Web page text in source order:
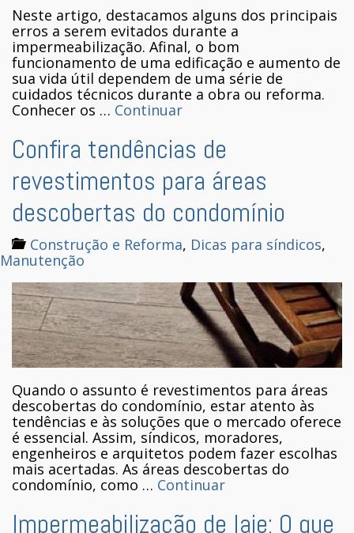
Neste artigo, destacamos alguns dos principais
erros a serem evitados durante a
impermeabilização. Afinal, o bom
funcionamento de uma edificação e aumento de
sua vida útil dependem de uma série de
cuidados técnicos durante a obra ou reforma.
Conhecer os … Continuar
Confira tendências de
revestimentos para áreas
descobertas do condomínio
Construção e Reforma, Dicas para síndicos,
Manutenção
Quando o assunto é revestimentos para áreas
descobertas do condomínio, estar atento às
tendências e às soluções que o mercado oferece
é essencial. Assim, síndicos, moradores,
engenheiros e arquitetos podem fazer escolhas
mais acertadas. As áreas descobertas do
condomínio, como … Continuar
Impermeabilização de laje: O que